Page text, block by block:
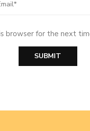
browser for the next